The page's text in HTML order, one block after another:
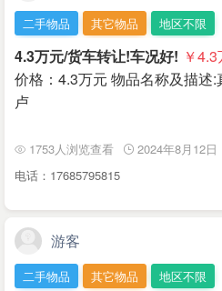
二手物品 其它物品 地区不限
4.3万元/货车转让!车况好! ￥4.3
价格：4.3万元 物品名称及描述
卢
1753人浏览查看 2024年8月12日
电话：17685795815
游客
二手物品 其它物品 地区不限